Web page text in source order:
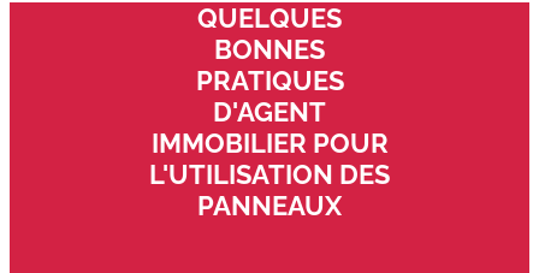
QUELQUES
BONNES
PRATIQUES
D'AGENT
IMMOBILIER POUR
L'UTILISATION DES
PANNEAUX